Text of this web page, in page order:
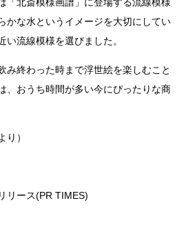
かな水というイメージを大切にしてい
い流線模様を選びました。
み終わった時まで浮世絵を楽しむこと
、おうち時間が多い今にぴったりな商
り）
リース(PR TIMES)